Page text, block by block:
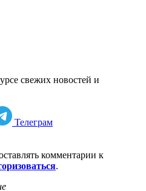
свежих новостей и
Телеграм
комментарии к
.